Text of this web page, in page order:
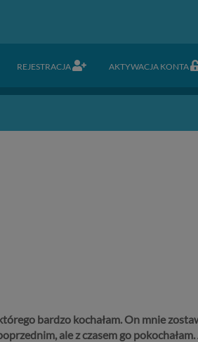
REJESTRACJA AKTYWACJA KONTA
bardzo kochałam. On mnie
ale z czasem go